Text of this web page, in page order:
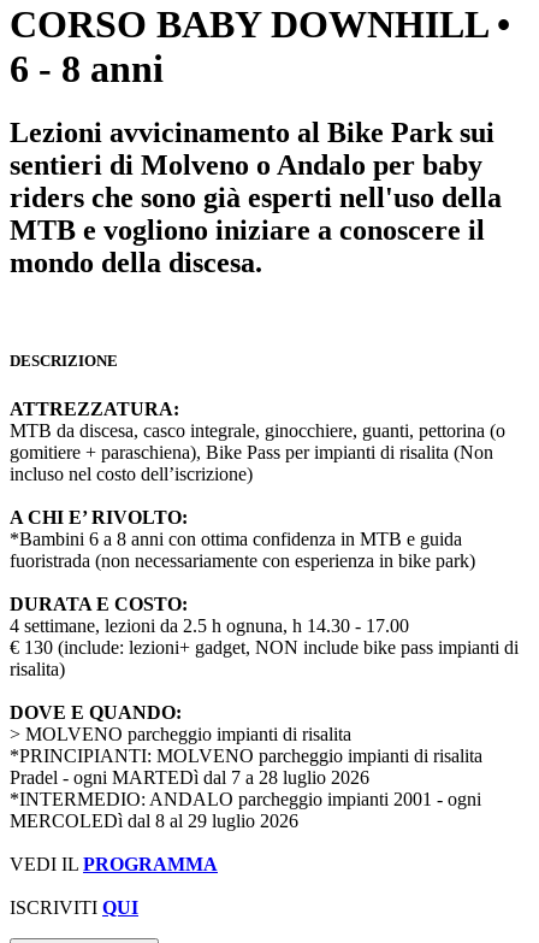
CORSO BABY DOWNHILL •
6 - 8 anni
Lezioni avvicinamento al Bike Park sui
sentieri di Molveno o Andalo per baby
riders che sono già esperti nell'uso della
MTB e vogliono iniziare a conoscere il
mondo della discesa.
DESCRIZIONE
ATTREZZATURA:
MTB da discesa, casco integrale, ginocchiere, guanti, pettorina (o
gomitiere + paraschiena), Bike Pass per impianti di risalita (Non
incluso nel costo dell’iscrizione)
A CHI E’ RIVOLTO:
*Bambini 6 a 8 anni con ottima confidenza in MTB e guida
fuoristrada (non necessariamente con esperienza in bike park)
DURATA E COSTO:
4 settimane, lezioni da 2.5 h ognuna, h 14.30 - 17.00
€ 130 (include: lezioni+ gadget, NON include bike pass impianti di
risalita)
DOVE E QUANDO:
> MOLVENO parcheggio impianti di risalita
*PRINCIPIANTI: MOLVENO parcheggio impianti di risalita
Pradel - ogni MARTEDì dal 7 a 28 luglio 2026
*INTERMEDIO: ANDALO parcheggio impianti 2001 - ogni
MERCOLEDì dal 8 al 29 luglio 2026
VEDI IL PROGRAMMA
ISCRIVITI QUI